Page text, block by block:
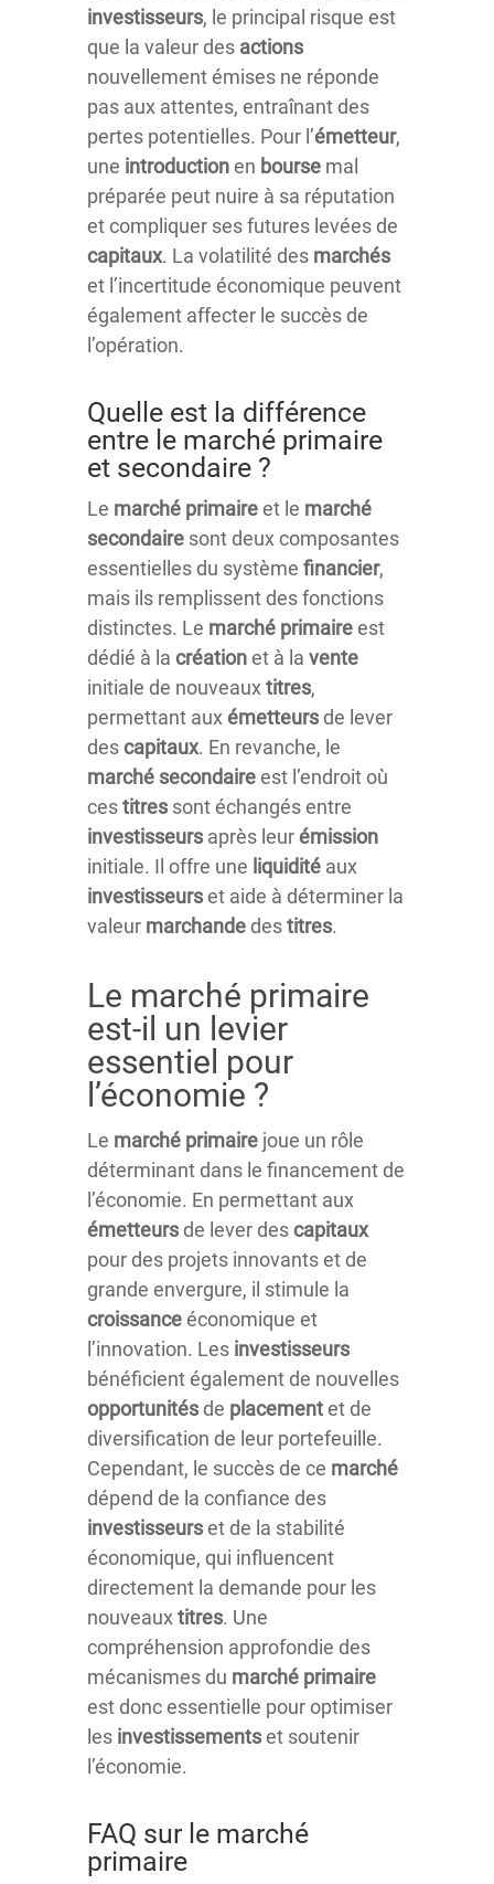
investisseurs, le principal risque est
que la valeur des actions
nouvellement émises ne réponde
pas aux attentes, entraînant des
pertes potentielles. Pour l’émetteur,
une introductionen bourse mal
préparée peut nuire à sa réputation
et compliquer ses futures levées de
capitaux. La volatilité des marchés
et l’incertitude économique peuvent
également affecter le succès de
l’opération.
Quelle est la différence
entre le marché primaire
et secondaire ?
Le marché primaireet le marché
secondaire sont deux composantes
essentielles du système financier,
mais ils remplissent des fonctions
distinctes. Le marché primaireest
dédié à la créationet à la vente
initiale de nouveaux titres,
permettant aux émetteurs de lever
descapitaux. En revanche, le
marché secondaireest l’endroit où
cestitres sont échangés entre
investisseurs après leurémission
initiale. Il offre une liquidité aux
investisseurset aide à déterminer la
valeur marchande destitres.
Le marché primaire
est-il un levier
essentiel pour
l’économie ?
Le marché primaire joue un rôle
déterminant dans le financement de
l’économie. En permettant aux
émetteurs de lever descapitaux
pour des projets innovants et de
grande envergure, il stimule la
croissanceéconomique et
l’innovation. Les investisseurs
bénéficient également de nouvelles
opportunités de placementet de
diversification de leur portefeuille.
Cependant, le succès de ce marché
dépend de la confiance des
investisseurset de la stabilité
économique, qui influencent
directement la demande pour les
nouveaux titres. Une
compréhension approfondie des
mécanismes du marché primaire
est donc essentielle pour optimiser
les investissementset soutenir
l’économie.
FAQ sur le marché
primaire